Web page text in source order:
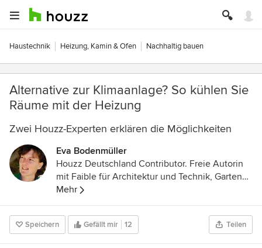
Haustechnik Heizung, Kamin & Ofen Nachhaltig bauen
Alternative zur Klimaanlage? So kühlen Sie
Räume mit der Heizung
Zwei Houzz-Experten erklären die Möglichkeiten
Eva Bodenmüller
Houzz Deutschland Contributor. Freie Autorin
mit Faible für Architektur und Technik, Garten
und Kulinarik
Mehr
Speichern Gefällt mir 12 Teilen